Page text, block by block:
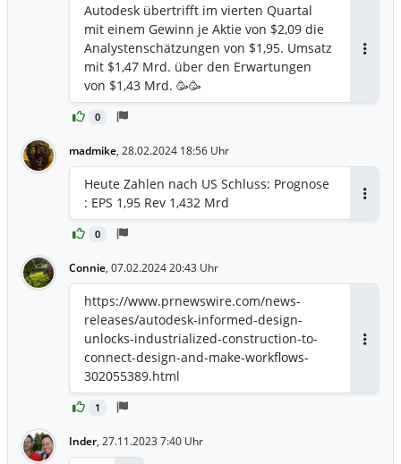
0
Autodesk übertrifft im vierten Quartal
mit einem Gewinn je Aktie von $2,09 die
Analystenschätzungen von $1,95. Umsatz
mit $1,47 Mrd. über den Erwartungen
von $1,43 Mrd. 🥳🥳
madmike, 28.02.2024 18:56 Uhr
0
Heute Zahlen nach US Schluss: Prognose
: EPS 1,95 Rev 1,432 Mrd
Connie, 07.02.2024 20:43 Uhr
1
https://www.prnewswire.com/news-
releases/autodesk-informed-design-
unlocks-industrialized-construction-to-
connect-design-and-make-workflows-
302055389.html
Inder, 27.11.2023 7:40 Uhr